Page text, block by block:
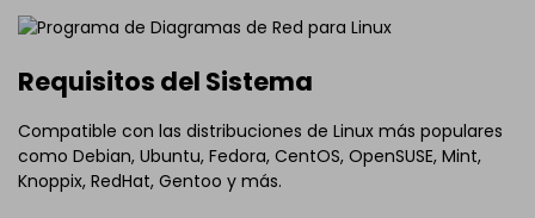
Requisitos del Sistema
Compatible con las distribuciones de Linux más populares
como Debian, Ubuntu, Fedora, CentOS, OpenSUSE, Mint,
Knoppix, RedHat, Gentoo y más.